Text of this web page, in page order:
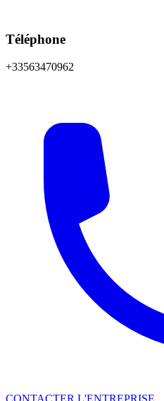
Téléphone
+33563470962
CONTACTER L'ENTREPRISE